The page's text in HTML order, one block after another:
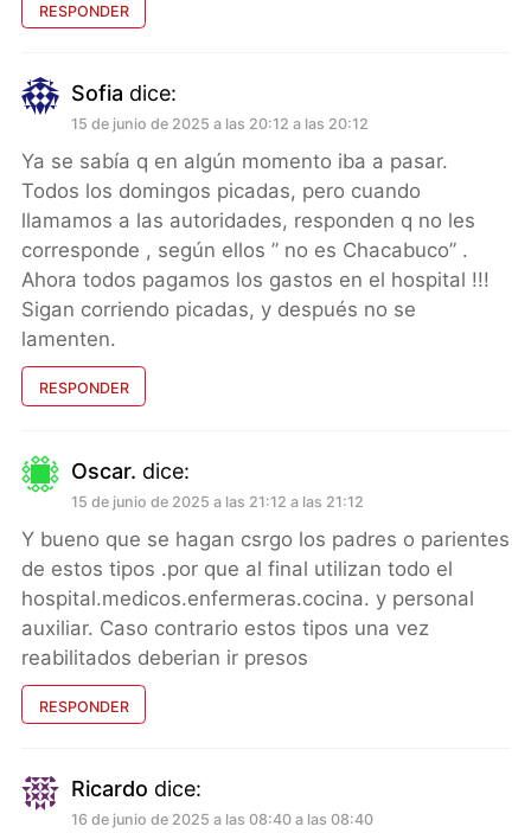
RESPONDER
Sofia dice:
15 de junio de 2025 a las 20:12 a las 20:12
Ya se sabía q en algún momento iba a pasar.
Todos los domingos picadas, pero cuando
llamamos a las autoridades, responden q no les
corresponde , según ellos ” no es Chacabuco” .
Ahora todos pagamos los gastos en el hospital !!!
Sigan corriendo picadas, y después no se
lamenten.
RESPONDER
Oscar. dice:
15 de junio de 2025 a las 21:12 a las 21:12
Y bueno que se hagan csrgo los padres o parientes
de estos tipos .por que al final utilizan todo el
hospital.medicos.enfermeras.cocina. y personal
auxiliar. Caso contrario estos tipos una vez
reabilitados deberian ir presos
RESPONDER
Ricardo dice:
16 de junio de 2025 a las 08:40 a las 08:40